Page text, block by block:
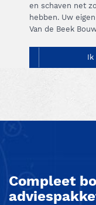
en schaven net
hebben. Uw
Van de Beek
Ik
Compleet